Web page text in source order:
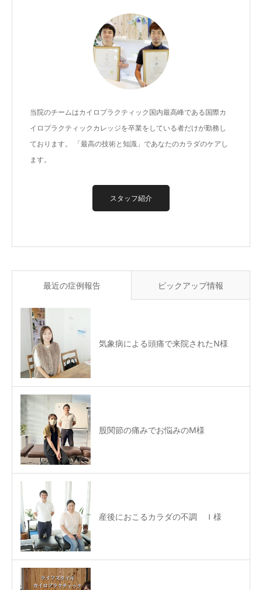
当院のチームはカイロプラクティック国内最高峰である国際カ
イロプラクティックカレッジを卒業をしている者だけが勤務し
ております。 「最高の技術と知識」であなたのカラダのケアし
ます。
スタッフ紹介
最近の症例報告 ピックアップ情報
気象病による頭痛で来院されたN様
股関節の痛みでお悩みのM様
産後におこるカラダの不調 Ｉ様